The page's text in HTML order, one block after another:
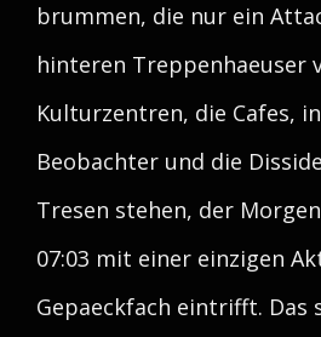
brummen, die nur ein
hinteren Treppenhaeuser
Kulturzentren, die Cafes,
Beobachter und die
Tresen stehen, der
07:03 mit einer einzigen
Gepaeckfach eintrifft. Das